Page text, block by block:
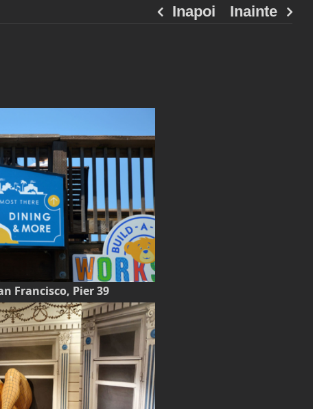
Inapoi Inainte
Francisco, Pier 39